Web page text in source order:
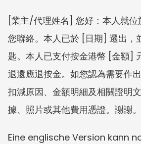
[業主/代理姓名] 您好：本人就
您聯絡。本人已於 [日期] 遷出，
匙。本人已支付按金港幣 [金額]
退還應退按金。如您認為需要作
扣減原因、金額明細及相關證明
據、照片或其他費用憑證。謝謝
Eine englische Version kann